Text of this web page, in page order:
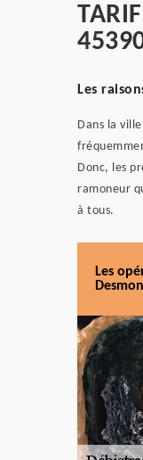
Les
Dans la
Donc, les
ramoneur
à tous.
Les